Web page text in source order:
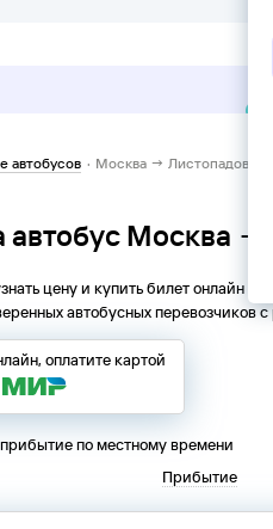
автобусов · Москва → Листопадовка,
автобус Москва →
цену и купить билет онлайн на
автобусных перевозчиков
оплатите картой
по местному времени
Прибытие